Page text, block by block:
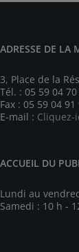
ADRESSE DE LA
3, Place de la
Tél. : 05 59 04
Fax : 05 59 04 91
E-mail : Cliquez-
ACCUEIL DU
Lundi au
Samedi : 10 h -